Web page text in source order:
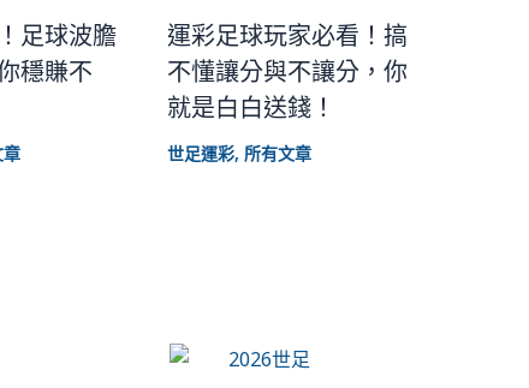
足球波膽
穩賺不
章
運彩足球玩家必看！搞
不懂讓分與不讓分，你
就是白白送錢！
世足運彩, 所有文章